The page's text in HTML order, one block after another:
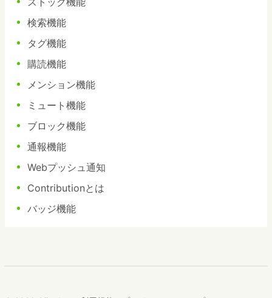
検索機能
タグ機能
購読機能
メンション機能
ミュート機能
ブロック機能
通報機能
Webプッシュ通知
Contributionとは
バッジ機能